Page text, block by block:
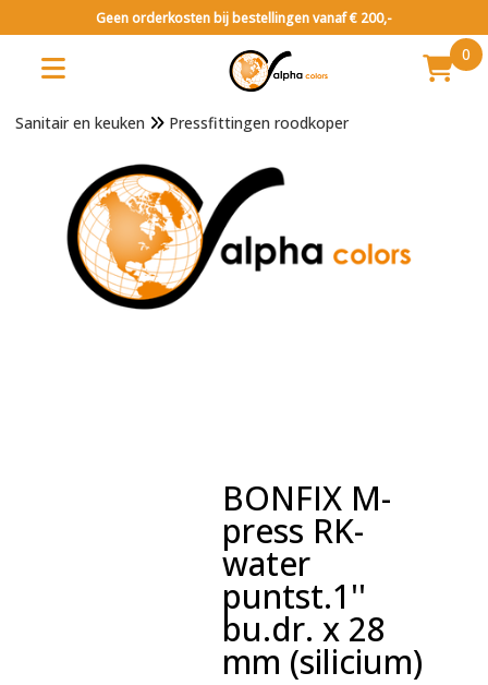
Geen orderkosten bij bestellingen vanaf € 200,-
0
Sanitair en keuken Pressfittingen roodkoper
BONFIX M-
press RK-
water
puntst.1''
bu.dr. x 28
mm (silicium)